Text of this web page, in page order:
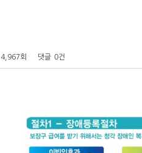
4,967회 댓글 0건